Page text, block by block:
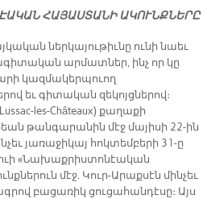
ՀԱՅԱՍՏԱՆԻ ԱԿՈՒՆՔՆԵՐԸ
ներկայութիւնը ունի նաեւ
արմատներ, ինչ որ կը
կազմակերպուող
եւ գիտական զեկոյցներով։
les-Châteaux) քաղաքի
թանգարանին մէջ մայիսի 22-ին
յառաջիկայ հոկտեմբերի 31-ը
«Նախաքրիստոնէական
մէջ. Կուր-Արաքսէն մինչեւ
բացառիկ ցուցահանդէսը։ Այս